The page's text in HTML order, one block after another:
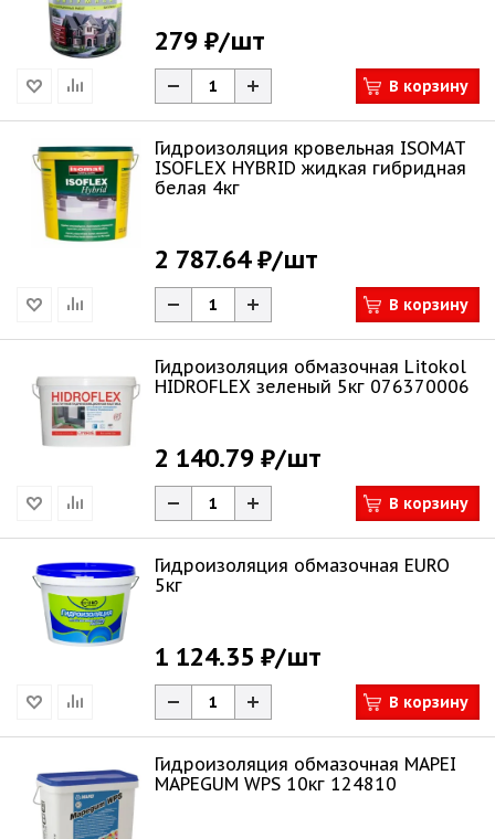
279 ₽/шт
В корзину
Гидроизоляция кровельная ISOMAT
ISOFLEX HYBRID жидкая гибридная
белая 4кг
2 787.64 ₽/шт
В корзину
Гидроизоляция обмазочная Litokol
HIDROFLEX зеленый 5кг 076370006
2 140.79 ₽/шт
В корзину
Гидроизоляция обмазочная EURO
5кг
1 124.35 ₽/шт
В корзину
Гидроизоляция обмазочная MAPEI
MAPEGUM WPS 10кг 124810